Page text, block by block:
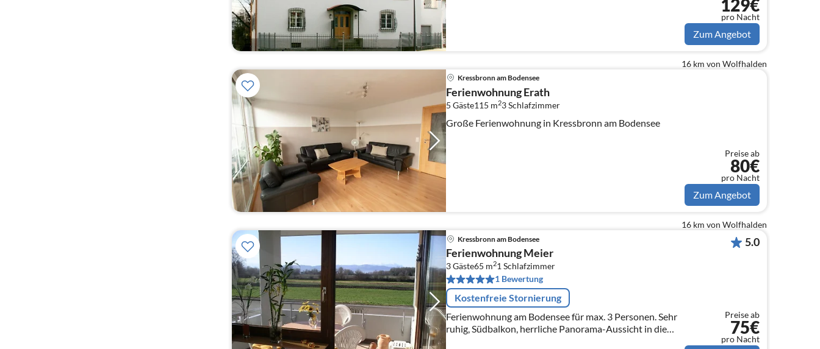
Wohnraum, moderne Küche, Terrasse,
Fahrradabstellmöglichkeit
129€
pro Nacht
Zum Angebot
16 km von Wolfhalden
Kressbronn am Bodensee
Ferienwohnung Erath
5 Gäste115 m23Schlafzimmer
Große Ferienwohnung in Kressbronn am Bodensee
Preise ab
80€
pro Nacht
Zum Angebot
16 km von Wolfhalden
Kressbronn am Bodensee
Ferienwohnung Meier
3 Gäste65 m21 Schlafzimmer
1 Bewertung
Kostenfreie Stornierung
Ferienwohnung am Bodensee für max. 3 Personen. Sehr
ruhig, Südbalkon, herrliche Panorama-Aussicht in die
5.0
Preise ab
75€
pro Nacht